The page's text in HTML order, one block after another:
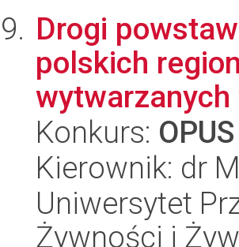
Drogi
polskich
wytwarzanych
Konkurs:
Kierownik: dr
Uniwersytet
Żywności i